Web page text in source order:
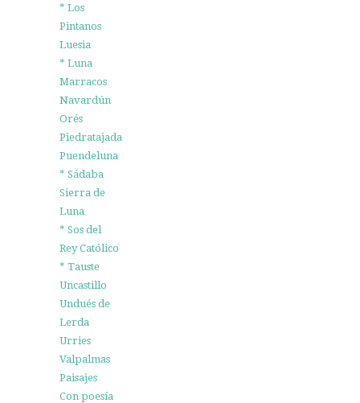
* Los
Pintanos
Luesia
* Luna
Marracos
Navardún
Orés
Piedratajada
Puendeluna
* Sádaba
Sierra de
Luna
* Sos del
Rey Católico
* Tauste
Uncastillo
Undués de
Lerda
Urries
Valpalmas
Paisajes
Con poesía